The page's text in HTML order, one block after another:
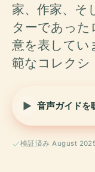
家、作家、そ
ターであっ
意を表してい
範なコレクシ
音声ガイドを
検証済み August